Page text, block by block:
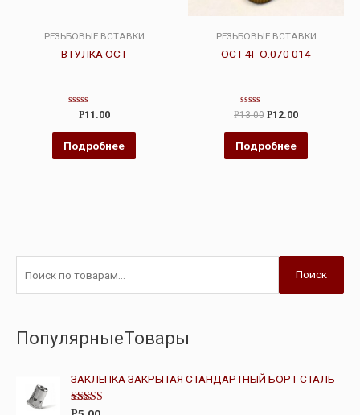
РЕЗЬБОВЫЕ ВСТАВКИ
ВТУЛКА ОСТ
Оценка
из
Р11.00
Подробнее
РЕЗЬБОВЫЕ ВСТАВКИ
ОСТ 4Г О.070 014
Оценка
из
Р13.00 Р12.00
Подробнее
Поиск
ПопулярныеТовары
ЗАКЛЕПКА ЗАКРЫТАЯ СТАНДАРТНЫЙ БОРТ СТАЛЬ
Оценка